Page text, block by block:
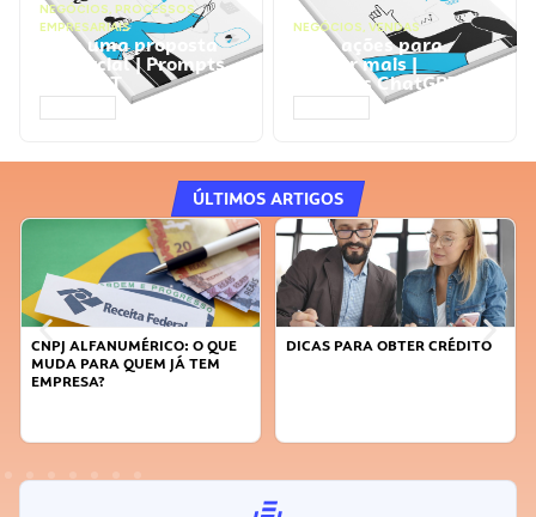
NEGÓCIOS, PROCESSOS
EMPRESARIAIS
Faça uma proposta
comercial | Prompts
ChatGPT
NEGÓCIOS, VENDAS
Faça ações para
vender mais |
Prompts ChatGPT
ÚLTIMOS ARTIGOS
DICAS PARA OBTER CRÉDITO
FAÇA A DIFERENÇA: SEJA